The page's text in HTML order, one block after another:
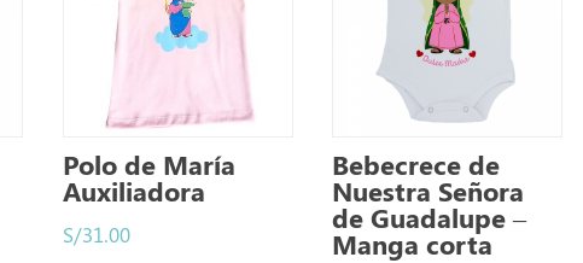
Polo de María
Auxiliadora
S/31.00
Bebecrece de
Nuestra Señora
de Guadalupe –
Manga corta